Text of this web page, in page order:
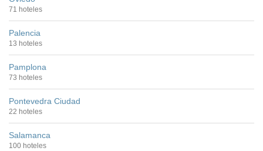
71 hoteles
Palencia
13 hoteles
Pamplona
73 hoteles
Pontevedra Ciudad
22 hoteles
Salamanca
100 hoteles